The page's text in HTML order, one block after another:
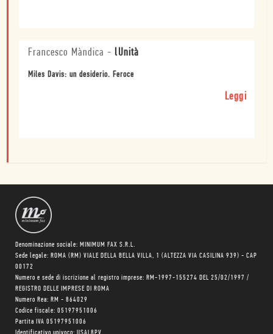
Francesco Màndica - lUnità
Miles Davis: un desiderio. Feroce
Leggi
Denominazione sociale: MINIMUM FAX S.R.L.
Sede legale: ROMA (RM) VIALE DELLA BELLA VILLA, 1 (ALTEZZA VIA CASILINA 939) - CAP
00172
Numero e sede di iscrizione al registro imprese: RM-1997-155274 DEL 25/02/1997 /
REGISTRO DELLE IMPRESE DI ROMA
Numero Rea: RM - 864029
Codice fiscale: 05197951006
Partita IVA 05197951006